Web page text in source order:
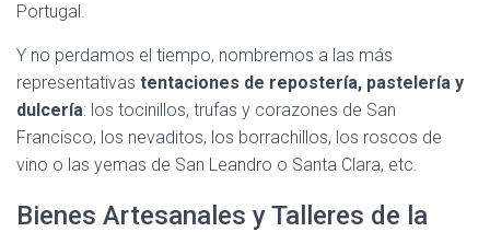
Portugal.
Y no perdamos el tiempo, nombremos a las más
representativas tentaciones de repostería, pastelería y
dulcería: los tocinillos, trufas y corazones de San
Francisco, los nevaditos, los borrachillos, los roscos de
vino o las yemas de San Leandro o Santa Clara, etc.
Bienes Artesanales y Talleres de la